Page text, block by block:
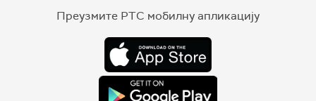
Преузмите РТС мобилну апликацију